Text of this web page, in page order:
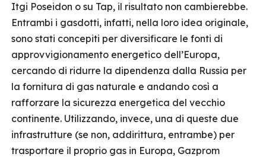
Itgi Poseidon o su Tap, il risultato non cambierebbe.
Entrambi i gasdotti, infatti, nella loro idea originale,
sono stati concepiti per diversificare le fonti di
approvvigionamento energetico dell’Europa,
cercando di ridurre la dipendenza dalla Russia per
la fornitura di gas naturale e andando così a
rafforzare la sicurezza energetica del vecchio
continente. Utilizzando, invece, una di queste due
infrastrutture (se non, addirittura, entrambe) per
trasportare il proprio gas in Europa, Gazprom